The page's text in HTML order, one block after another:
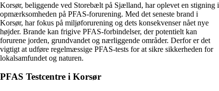
Korsør, beliggende ved Storebælt på Sjælland, har oplevet en stigning i
opmærksomheden på PFAS-forurening. Med det seneste brand i
Korsør, har fokus på miljøforurening og dets konsekvenser nået nye
højder. Brande kan frigive PFAS-forbindelser, der potentielt kan
forurene jorden, grundvandet og nærliggende områder. Derfor er det
vigtigt at udføre regelmæssige PFAS-tests for at sikre sikkerheden for
lokalsamfundet og naturen.
PFAS Testcentre i Korsør